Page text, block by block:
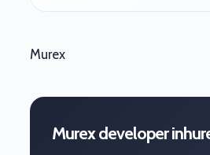
Murex
Murex developer